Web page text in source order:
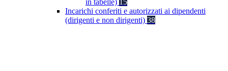
in tabelle) 15
Incarichi conferiti e autorizzati ai dipendenti
(dirigenti e non dirigenti) 38